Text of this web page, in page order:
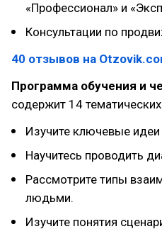
«Профессионал» и
Консультации по
40 отзывов на
Программа обучения и
содержит 14
Изучите ключевые идеи
Научитесь проводить
Рассмотрите типы
людьми.
Изучите понятия